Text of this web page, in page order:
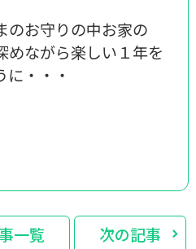
のお守りの中お家の
めながら楽しい１年を
・・・
一覧 次の記事